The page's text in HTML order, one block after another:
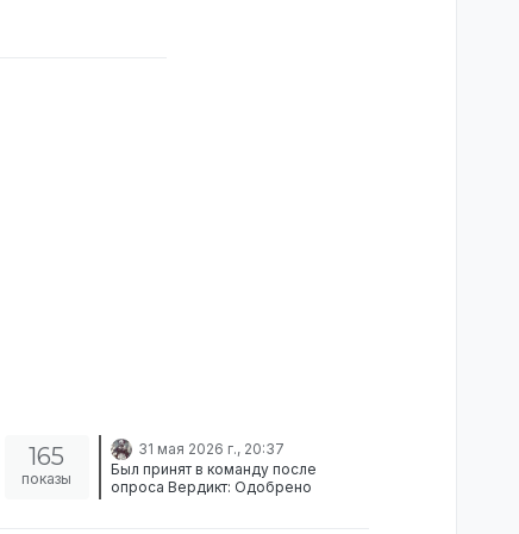
165
показы
31 мая 2026 г., 20:37
Был принят в команду после
опроса Вердикт: Одобрено